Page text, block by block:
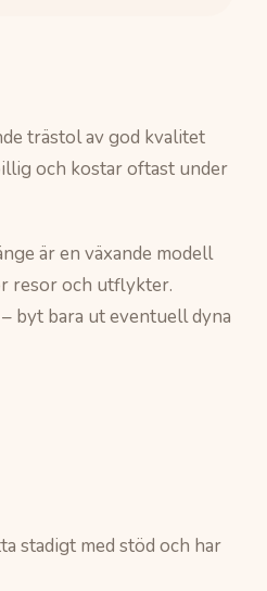
trästol av god kvalitet
och kostar oftast under
är en växande modell
resor och utflykter.
byt bara ut eventuell dyna
stadigt med stöd och har